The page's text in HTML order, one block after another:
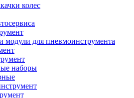
колес
модули для пневмоинструмента
наборы